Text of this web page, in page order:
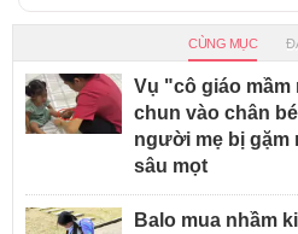
CÙNG MỤC
Vụ "cô giáo
chun vào chân
người mẹ bị gặm
sâu mọt
Balo mua nhầm